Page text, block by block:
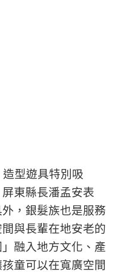
型遊具特別吸
東縣長潘孟安表
，銀髮族也是服務
與長輩在地安老的
融入地方文化、產
童可以在寬廣空間